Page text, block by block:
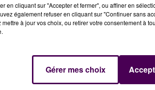
BAÏ REPART EN
LES "P'TITES
LA COUPE DE
BLOIS !
en cliquant sur "Accepter et fermer", ou affiner en
également refuser en cliquant sur "Continuer sans
mettre à jour vos choix, ou retirer votre consentement à
Gérer mes choix